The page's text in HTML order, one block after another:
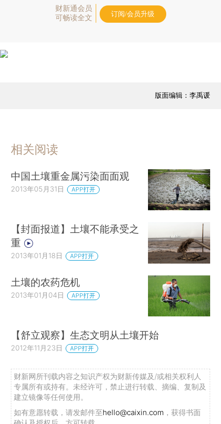
财新通会员
可畅读全文
订阅/会员升级
版面编辑：李禹谖
相关阅读
中国土壤重金属污染面面观
2013年05月31日 APP打开
【封面报道】土壤不能承受之
重
2013年01月18日 APP打开
土壤的农药危机
2013年01月04日 APP打开
【舒立观察】生态文明从土壤开始
2012年11月23日 APP打开
财新网所刊载内容之知识产权为财新传媒及/或相关权利人
专属所有或持有。未经许可，禁止进行转载、摘编、复制及
建立镜像等任何使用。
如有意愿转载，请发邮件至hello@caixin.com ，获得书面